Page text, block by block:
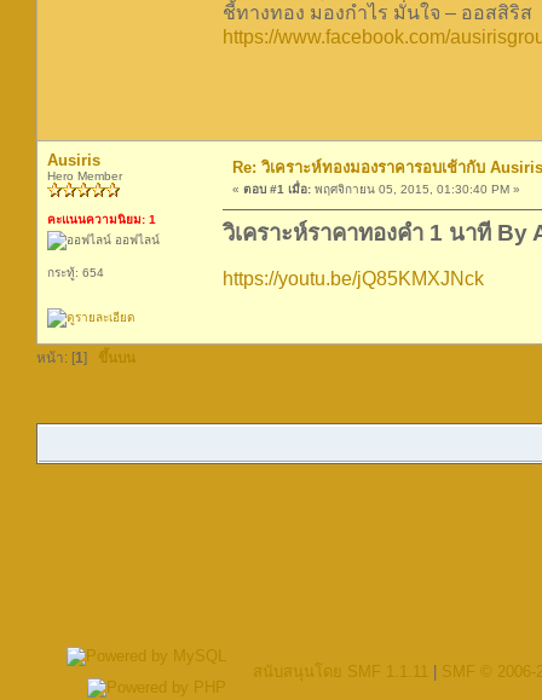
ชี้ทางทอง มองกำไร มั่นใจ – ออสสิริส
https://www.facebook.com/
Ausiris
Hero Member
คะแนนความนิยม: 1
ออฟไลน์
กระทู้: 654
Re: วิเคราะห์ทองมองราคารอบเช้ากับ
« ตอบ #1 เมื่อ: พฤศจิกายน 05, 2015, 01:30:40 PM »
วิเคราะห์ราคาทองคำ 1 นาที By
https://youtu.be/jQ85KMXJNck
หน้า: [1] ขึ้นบน
สนับสนุนโดย SMF 1.1.11 SMF © 2006-